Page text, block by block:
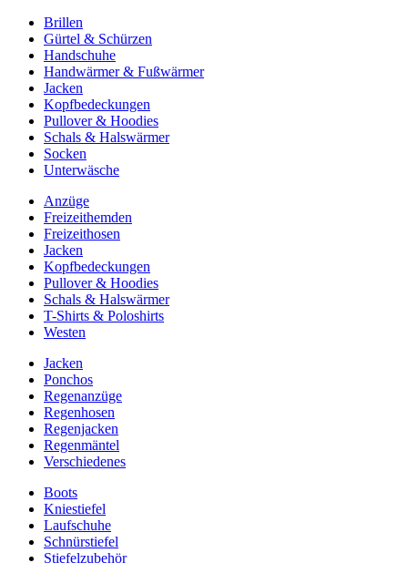
Brillen
Gürtel & Schürzen
Handschuhe
Handwärmer & Fußwärmer
Jacken
Kopfbedeckungen
Pullover & Hoodies
Schals & Halswärmer
Socken
Unterwäsche
Anzüge
Freizeithemden
Freizeithosen
Jacken
Kopfbedeckungen
Pullover & Hoodies
Schals & Halswärmer
T-Shirts & Poloshirts
Westen
Jacken
Ponchos
Regenanzüge
Regenhosen
Regenjacken
Regenmäntel
Verschiedenes
Boots
Kniestiefel
Laufschuhe
Schnürstiefel
Stiefelzubehör